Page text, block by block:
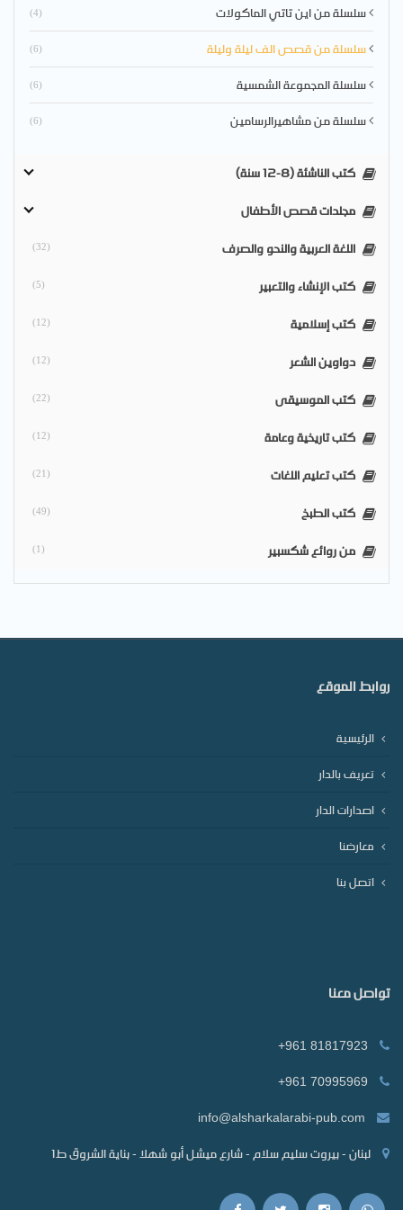
سلسلة من اين تاتي الماكولات (4)
سلسلة من قصص الف ليلة وليلة (6)
سلسلة المجموعة الشمسية (6)
سلسلة من مشاهيرالرسامين (6)
كتب الناشئة (8-12 سنة)
مجلدات قصص الأطفال
اللغة العربية والنحو والصرف
(32)
كتب الإنشاء والتعبير (5)
كتب إسلامية (12)
دواوين الشعر (12)
كتب الموسيقى (22)
كتب تاريخية وعامة (12)
كتب تعليم اللغات (21)
كتب الطبخ (49)
من روائع شكسبير (1)
روابط الموقع
الرئيسية
تعريف بالدار
اصدارات الدار
معارضنا
اتصل بنا
تواصل معنا
+961 81817923
+961 70995969
info@alsharkalarabi-pub.com
لبنان - بيروت سليم سلام - شارع ميشل أبو شهلا - بناية الشروق ط1